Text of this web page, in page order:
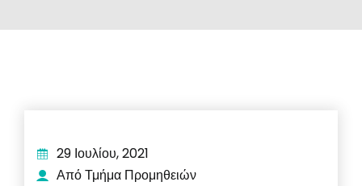
29 Ιουλίου, 2021
Από Τμήμα Προμηθειών